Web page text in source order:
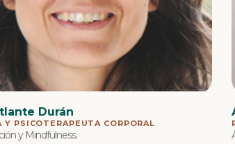
Durán
Y PSICOTERAPEUTA CORPORAL
y Mindfulness.